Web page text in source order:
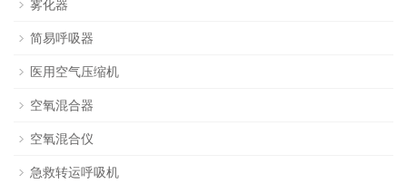
雾化器
简易呼吸器
医用空气压缩机
空氧混合器
空氧混合仪
急救转运呼吸机